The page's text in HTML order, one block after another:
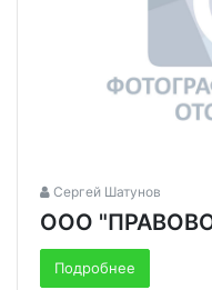
Сергей Шатунов
ООО
Подробнее